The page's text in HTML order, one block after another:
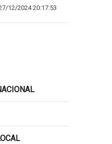
12/2024 20:17:53